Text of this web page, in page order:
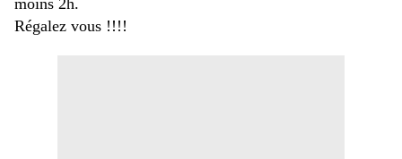
moins 2h.
Régalez vous !!!!